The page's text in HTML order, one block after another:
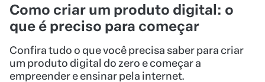
Como criar um produto digital: o
que é preciso para começar
Confira tudo o que você precisa saber para criar
um produto digital do zero e começar a
empreender e ensinar pela internet.